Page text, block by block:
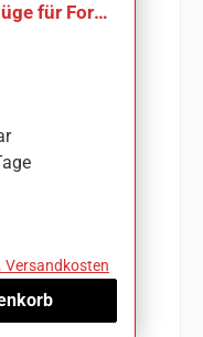
für Ford
Versandkosten